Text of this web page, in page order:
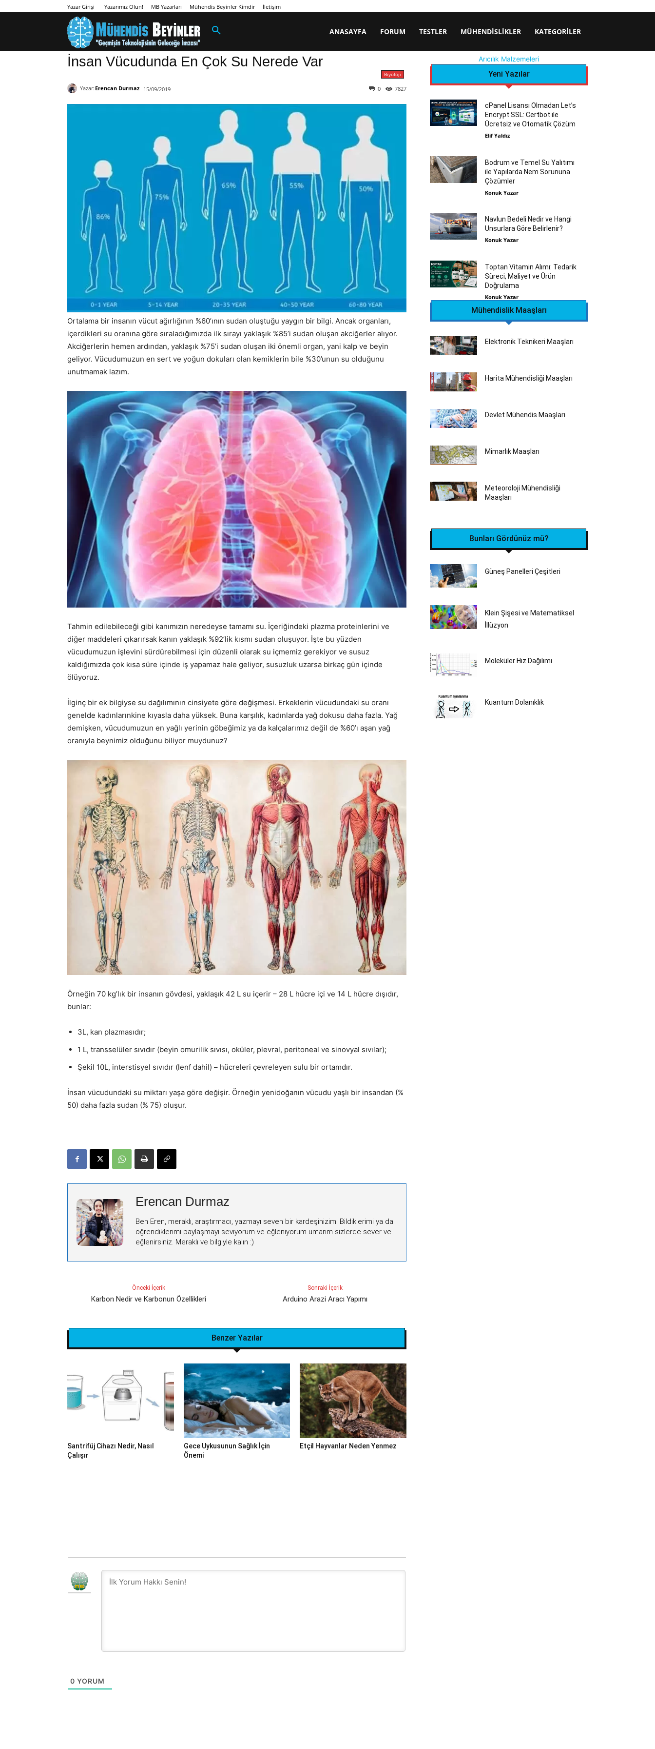
Yazar Girişi Yazarımız Olun! MB Yazarları Mühendis Beyinler Kimdir İletişim
ANASAYFA FORUM TESTLER MÜHENDISLIKLER KATEGORILER
İnsan Vücudunda En Çok Su Nerede Var
Biyoloji
Yazar: Erencan Durmaz 15/09/2019 7827
0
Ortalama bir insanın vücut ağırlığının %60’ının sudan oluştuğu yaygın bir bilgi. Ancak organları,
içerdikleri su oranına göre sıraladığımızda ilk sırayı yaklaşık %85’i sudan oluşan akciğerler alıyor.
Akciğerlerin hemen ardından, yaklaşık %75’i sudan oluşan iki önemli organ, yani kalp ve beyin
geliyor. Vücudumuzun en sert ve yoğun dokuları olan kemiklerin bile %30’unun su olduğunu
unutmamak lazım.
Tahmin edilebileceği gibi kanımızın neredeyse tamamı su. İçeriğindeki plazma proteinlerini ve
diğer maddeleri çıkarırsak kanın yaklaşık %92’lik kısmı sudan oluşuyor. İşte bu yüzden
vücudumuzun işlevini sürdürebilmesi için düzenli olarak su içmemiz gerekiyor ve susuz
kaldığımızda çok kısa süre içinde iş yapamaz hale geliyor, susuzluk uzarsa birkaç gün içinde
ölüyoruz.
İlginç bir ek bilgiyse su dağılımının cinsiyete göre değişmesi. Erkeklerin vücudundaki su oranı
genelde kadınlarınkine kıyasla daha yüksek. Buna karşılık, kadınlarda yağ dokusu daha fazla. Yağ
demişken, vücudumuzun en yağlı yerinin göbeğimiz ya da kalçalarımız değil de %60’ı aşan yağ
oranıyla beynimiz olduğunu biliyor muydunuz?
Örneğin 70 kg’lık bir insanın gövdesi, yaklaşık 42 L su içerir – 28 L hücre içi ve 14 L hücre dışıdır,
bunlar:
3L, kan plazmasıdır;
1 L, transselüler sıvıdır (beyin omurilik sıvısı, oküler, plevral, peritoneal ve sinovyal sıvılar);
Şekil 10L, interstisyel sıvıdır (lenf dahil) – hücreleri çevreleyen sulu bir ortamdır.
İnsan vücudundaki su miktarı yaşa göre değişir. Örneğin yenidoğanın vücudu yaşlı bir insandan (%
50) daha fazla sudan (% 75) oluşur.
Erencan Durmaz
Ben Eren, meraklı, araştırmacı, yazmayı seven bir kardeşinizim. Bildiklerimi ya da
öğrendiklerimi paylaşmayı seviyorum ve eğleniyorum umarım sizlerde sever ve
eğlenirsiniz. Meraklı ve bilgiyle kalın :)
Önceki İçerik
Karbon Nedir ve Karbonun Özellikleri
Sonraki İçerik
Arduino Arazi Aracı Yapımı
Benzer Yazılar
Santrifüj Cihazı Nedir, Nasıl
Çalışır
Gece Uykusunun Sağlık İçin
Önemi
Etçil Hayvanlar Neden Yenmez
0 YORUM
Arıcılık Malzemeleri
Yeni Yazılar
cPanel Lisansı Olmadan Let’s
Encrypt SSL: Certbot ile
Ücretsiz ve Otomatik Çözüm
Elif Yaldız
Bodrum ve Temel Su Yalıtımı
ile Yapılarda Nem Sorununa
Çözümler
Konuk Yazar
Navlun Bedeli Nedir ve Hangi
Unsurlara Göre Belirlenir?
Konuk Yazar
Toptan Vitamin Alımı: Tedarik
Süreci, Maliyet ve Ürün
Doğrulama
Konuk Yazar
Mühendislik Maaşları
Elektronik Teknikeri Maaşları
Harita Mühendisliği Maaşları
Devlet Mühendis Maaşları
Mimarlık Maaşları
Meteoroloji Mühendisliği
Maaşları
Bunları Gördünüz mü?
Güneş Panelleri Çeşitleri
Klein Şişesi ve Matematiksel
İllüzyon
Moleküler Hız Dağılımı
Kuantum Dolanıklık